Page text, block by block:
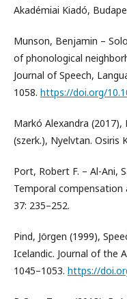
Akadémiai Kiadó,
Munson, Benjamin –
of phonological
Journal of Speech,
1058. https://doi.org/
Markó Alexandra
(szerk.), Nyelvtan. Osiris
Port, Robert F. – Al-Ani,
Temporal compensation
37: 235–252.
Pind, Jörgen (1999),
Icelandic. Journal of the
1045–1053. https://